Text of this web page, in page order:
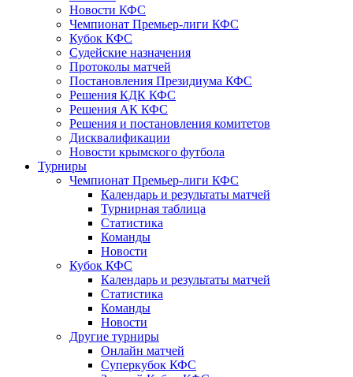
Новости КФС
Чемпионат Премьер-лиги КФС
Кубок КФС
Судейские назначения
Протоколы матчей
Постановления Президиума КФС
Решения КДК КФС
Решения АК КФС
Решения и постановления комитетов
Дисквалификации
Новости крымского футбола
Турниры
Чемпионат Премьер-лиги КФС
Календарь и результаты матчей
Турнирная таблица
Статистика
Команды
Новости
Кубок КФС
Календарь и результаты матчей
Статистика
Команды
Новости
Другие турниры
Онлайн матчей
Суперкубок КФС